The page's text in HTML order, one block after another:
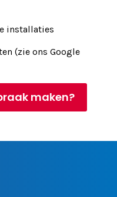
installaties
(zie ons Google
maken?